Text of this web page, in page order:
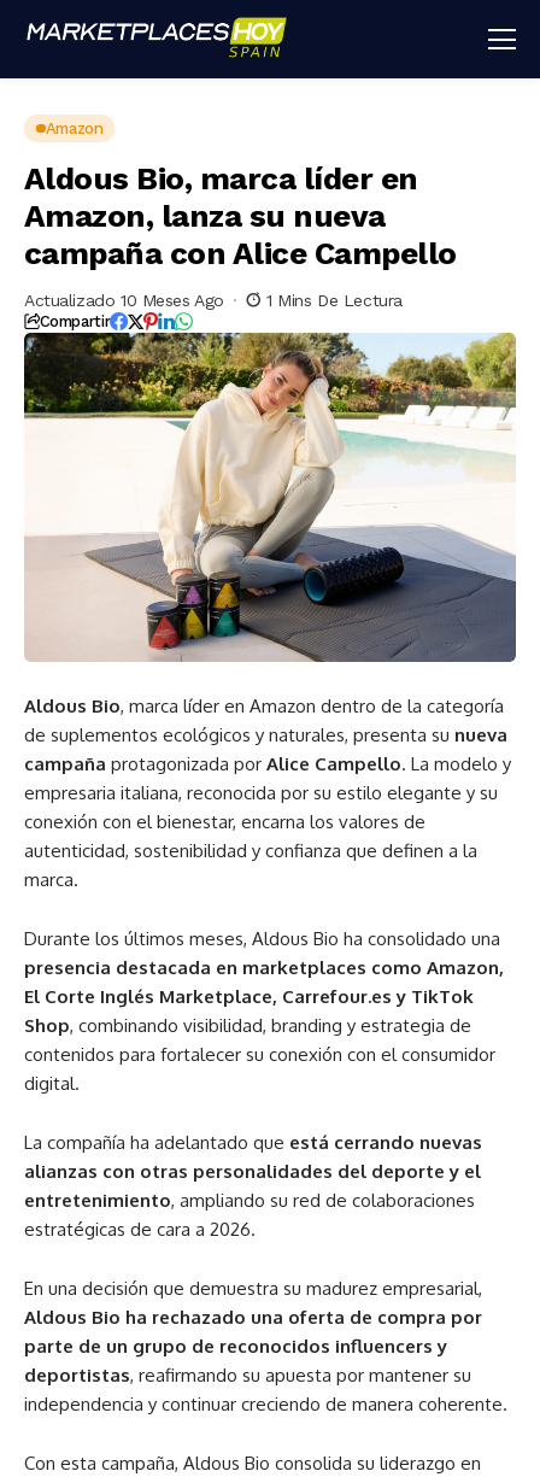
Amazon
Aldous Bio, marca líder en
Amazon, lanza su nueva
campaña con Alice Campello
Actualizado 10 Meses Ago 1 Mins De Lectura
Compartir
Aldous Bio, marca líder en Amazon dentro de la categoría
de suplementos ecológicos y naturales, presenta su nueva
campaña protagonizada por Alice Campello. La modelo y
empresaria italiana, reconocida por su estilo elegante y su
conexión con el bienestar, encarna los valores de
autenticidad, sostenibilidad y confianza que definen a la
marca.
Durante los últimos meses, Aldous Bio ha consolidado una
presencia destacada en marketplaces como Amazon,
El Corte Inglés Marketplace, Carrefour.es y TikTok
Shop, combinando visibilidad, branding y estrategia de
contenidos para fortalecer su conexión con el consumidor
digital.
La compañía ha adelantado que está cerrando nuevas
alianzas con otras personalidades del deporte y el
entretenimiento, ampliando su red de colaboraciones
estratégicas de cara a 2026.
En una decisión que demuestra su madurez empresarial,
Aldous Bio ha rechazado una oferta de compra por
parte de un grupo de reconocidos influencers y
deportistas, reafirmando su apuesta por mantener su
independencia y continuar creciendo de manera coherente.
Con esta campaña, Aldous Bio consolida su liderazgo en